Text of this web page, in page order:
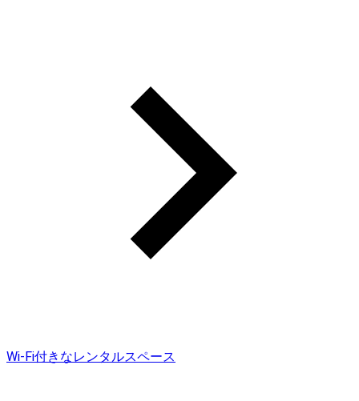
Wi-Fi付きなレンタルスペース